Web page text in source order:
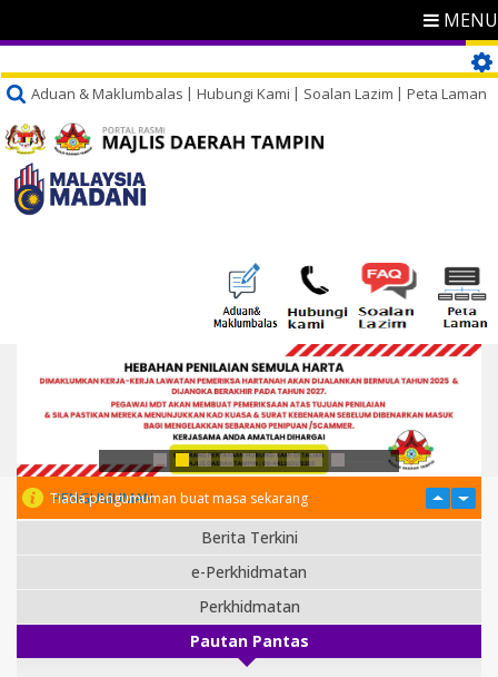
MENU
Aduan & Maklumbalas Hubungi Kami Soalan Lazim Peta Laman
PENGUMUMAN
Tiada pengumuman buat masa sekarang
Berita Terkini
e-Perkhidmatan
Perkhidmatan
Pautan Pantas